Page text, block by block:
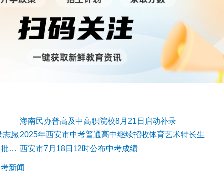
海南民办普高及中高职院校8月21日启动补录
志愿2025年西安市中考普通高中继续招收体育艺术特长生
探访广州中职补录注册现场 这类考生应积极填报第一批次志愿 西安市7月18日12时公布中考成绩
新闻